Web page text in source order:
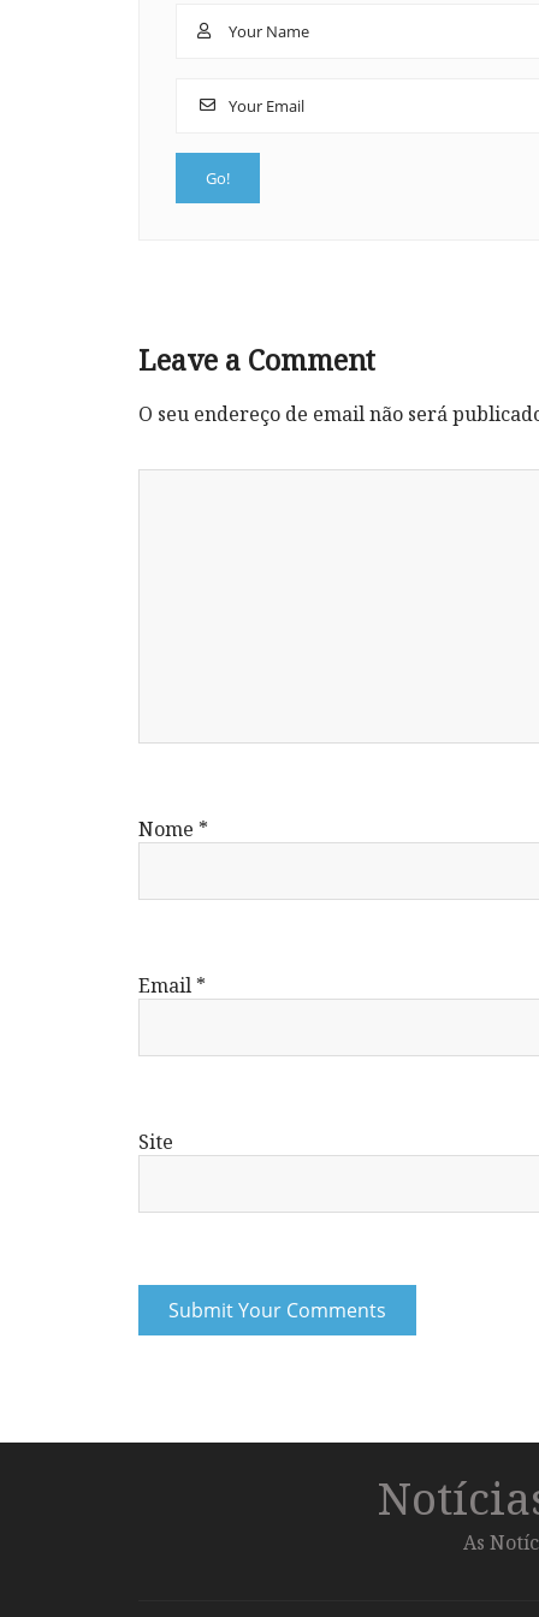
Leave a Comment
O seu endereço de email não será
Nome *
Email *
Site
As